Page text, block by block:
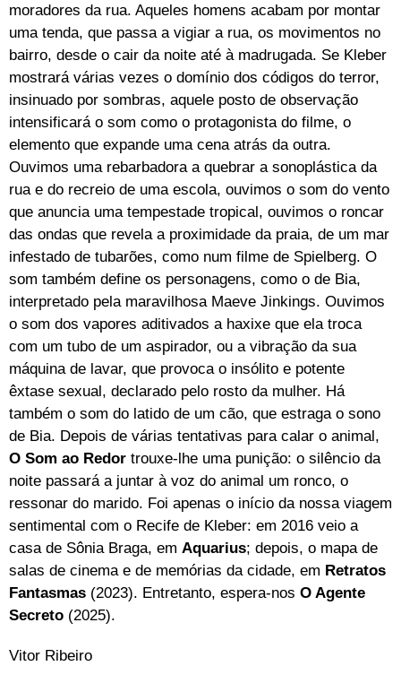
moradores da rua. Aqueles homens acabam por montar
uma tenda, que passa a vigiar a rua, os movimentos no
bairro, desde o cair da noite até à madrugada. Se Kleber
mostrará várias vezes o domínio dos códigos do terror,
insinuado por sombras, aquele posto de observação
intensificará o som como o protagonista do filme, o
elemento que expande uma cena atrás da outra.
Ouvimos uma rebarbadora a quebrar a sonoplástica da
rua e do recreio de uma escola, ouvimos o som do vento
que anuncia uma tempestade tropical, ouvimos o roncar
das ondas que revela a proximidade da praia, de um mar
infestado de tubarões, como num filme de Spielberg. O
som também define os personagens, como o de Bia,
interpretado pela maravilhosa Maeve Jinkings. Ouvimos
o som dos vapores aditivados a haxixe que ela troca
com um tubo de um aspirador, ou a vibração da sua
máquina de lavar, que provoca o insólito e potente
êxtase sexual, declarado pelo rosto da mulher. Há
também o som do latido de um cão, que estraga o sono
de Bia. Depois de várias tentativas para calar o animal,
O Som ao Redor trouxe-lhe uma punição: o silêncio da
noite passará a juntar à voz do animal um ronco, o
ressonar do marido. Foi apenas o início da nossa viagem
sentimental com o Recife de Kleber: em 2016 veio a
casa de Sônia Braga, em Aquarius; depois, o mapa de
salas de cinema e de memórias da cidade, em Retratos
Fantasmas (2023). Entretanto, espera-nos O Agente
Secreto (2025).
Vitor Ribeiro